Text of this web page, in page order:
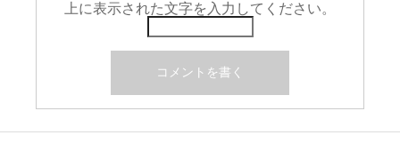
上に表示された文字を入力してください。